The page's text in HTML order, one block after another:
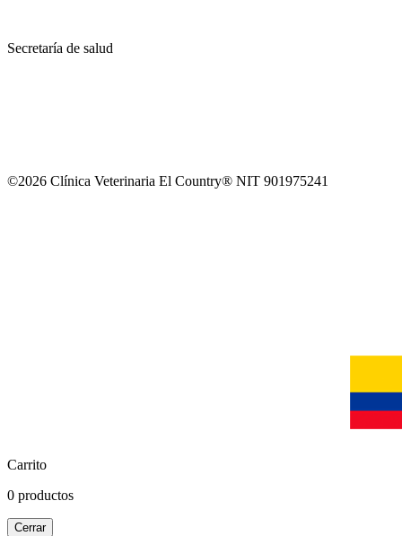
Secretaría de salud
©2026 Clínica Veterinaria El Country® NIT 901975241
Carrito
0 productos
Cerrar